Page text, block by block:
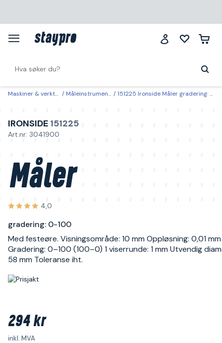
Maskiner & verktøy Måleinstrumenter 151225 Ironside Måler gradering: 0-100
IRONSIDE 151225
Art.nr: 3041900
Måler
4,0
gradering: 0-100
Med festeøre. Visningsområde: 10 mm Oppløsning: 0,01 mm
Gradering: 0–100 (100–0) 1 viserrunde: 1 mm Utvendig
58 mm Toleranse iht.
294 kr
inkl. MVA